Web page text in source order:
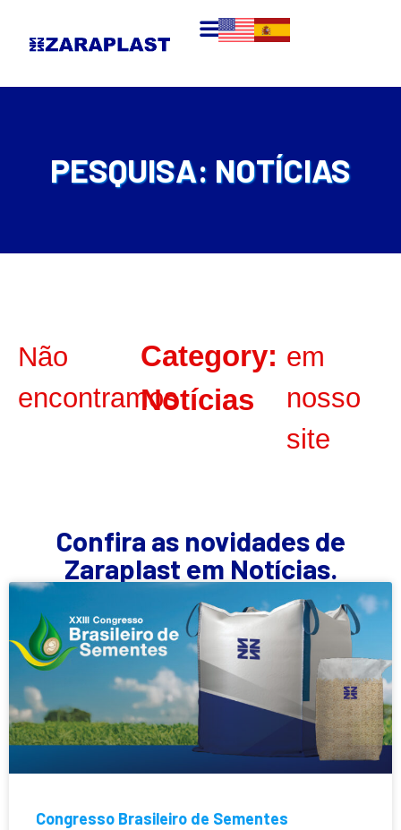
PESQUISA: NOTÍCIAS
Não
encontramos
Category:
Notícias
em
nosso
site
Confira as novidades de
Zaraplast em Notícias.
Congresso Brasileiro de Sementes